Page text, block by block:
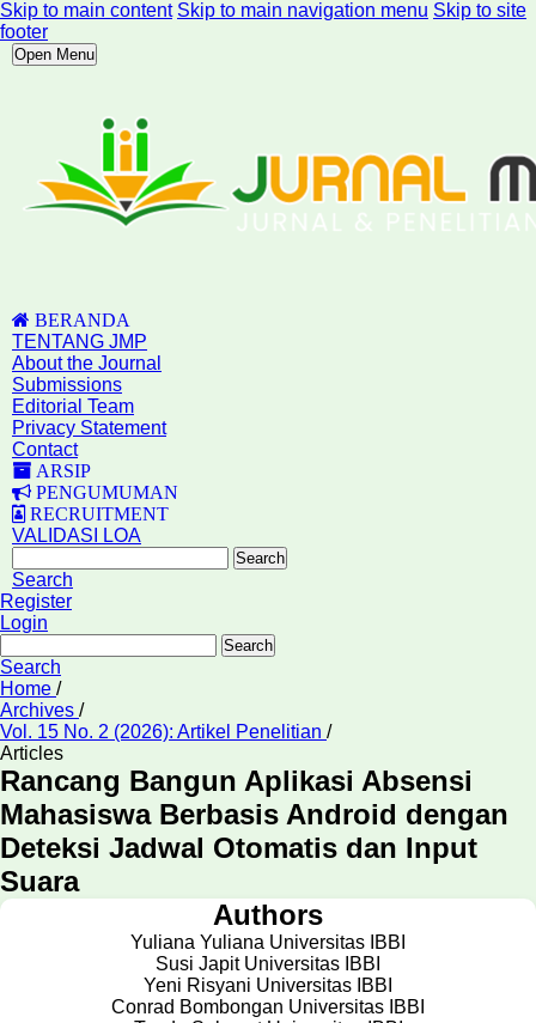
Skip to main content Skip to main navigation menu Skip to site
footer
Open Menu
BERANDA
TENTANG JMP
About the Journal
Submissions
Editorial Team
Privacy Statement
Contact
ARSIP
PENGUMUMAN
RECRUITMENT
VALIDASI LOA
Search
Search
Register
Login
Search
Search
Home /
Archives /
Vol. 15 No. 2 (2026): Artikel Penelitian /
Articles
Rancang Bangun Aplikasi Absensi
Mahasiswa Berbasis Android dengan
Deteksi Jadwal Otomatis dan Input
Suara
Authors
Yuliana Yuliana Universitas IBBI
Susi Japit Universitas IBBI
Yeni Risyani Universitas IBBI
Conrad Bombongan Universitas IBBI